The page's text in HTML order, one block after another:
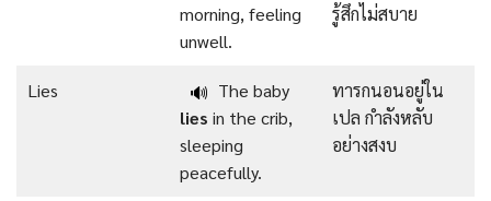
morning, feeling
unwell.
รู้สึกไม่สบาย
Lies 🔊 The baby
lies in the crib,
sleeping
peacefully.
ทารกนอนอยู่ใน
เปล กำลังหลับ
อย่างสงบ